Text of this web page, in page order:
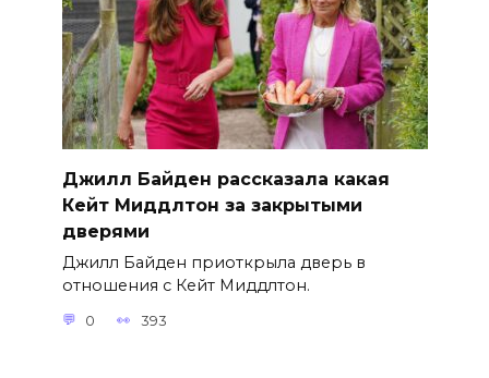
Джилл Байден рассказала какая
Кейт Миддлтон за закрытыми
дверями
Джилл Байден приоткрыла дверь в
отношения с Кейт Миддлтон.
0 393